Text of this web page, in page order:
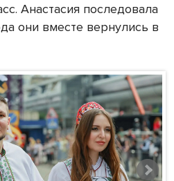
Анастасия последовала
они вместе вернулись в